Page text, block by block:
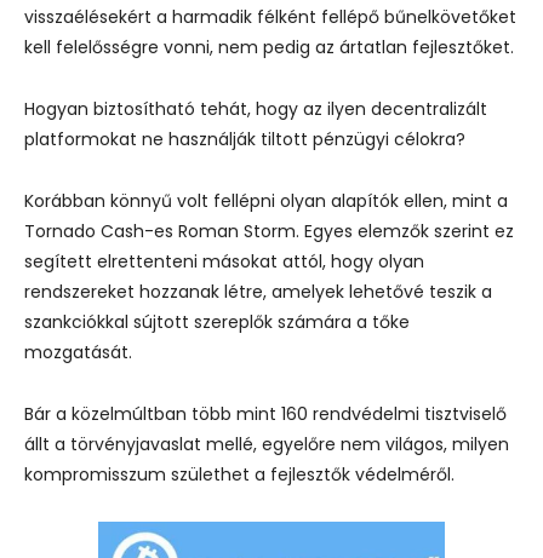
visszaélésekért a harmadik félként fellépő bűnelkövetőket
kell felelősségre vonni, nem pedig az ártatlan fejlesztőket.
Hogyan biztosítható tehát, hogy az ilyen decentralizált
platformokat ne használják tiltott pénzügyi célokra?
Korábban könnyű volt fellépni olyan alapítók ellen, mint a
Tornado Cash-es Roman Storm. Egyes elemzők szerint ez
segített elrettenteni másokat attól, hogy olyan
rendszereket hozzanak létre, amelyek lehetővé teszik a
szankciókkal sújtott szereplők számára a tőke
mozgatását.
Bár a közelmúltban több mint 160 rendvédelmi tisztviselő
állt a törvényjavaslat mellé, egyelőre nem világos, milyen
kompromisszum születhet a fejlesztők védelméről.